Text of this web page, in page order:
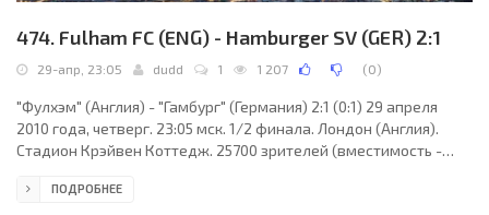
474. Fulham FC (ENG) - Hamburger SV (GER) 2:1
29-апр, 23:05 dudd 1 1 207 (0)
"Фулхэм" (Англия) - "Гамбург" (Германия) 2:1 (0:1) 29 апреля
2010 года, четверг. 23:05 мск. 1/2 финала. Лондон (Англия).
Стадион Крэйвен Коттедж. 25700 зрителей (вместимость -
"Фулхэм": Марк Шварцер, Пол Кончески, Джон Пейнтсил (Эрик
ПОДРОБНЕЕ